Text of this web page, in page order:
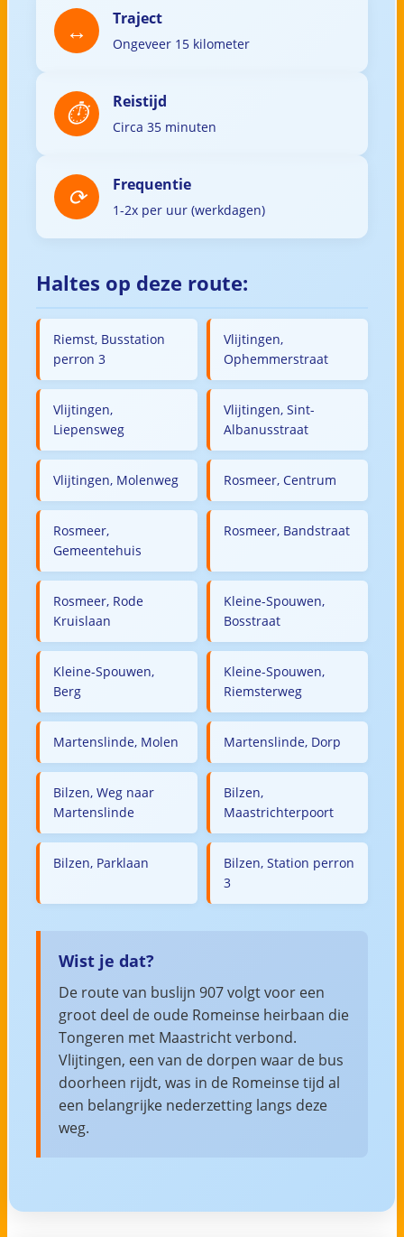
Traject
Ongeveer 15 kilometer
Reistijd
Circa 35 minuten
Frequentie
1-2x per uur (werkdagen)
Haltes op deze route:
Riemst, Busstation
perron 3
Vlijtingen,
Ophemmerstraat
Vlijtingen,
Liepensweg
Vlijtingen, Sint-
Albanusstraat
Vlijtingen, Molenweg Rosmeer, Centrum
Rosmeer,
Gemeentehuis
Rosmeer, Bandstraat
Rosmeer, Rode
Kruislaan
Kleine-Spouwen,
Bosstraat
Kleine-Spouwen,
Berg
Kleine-Spouwen,
Riemsterweg
Martenslinde, Molen Martenslinde, Dorp
Bilzen, Weg naar
Martenslinde
Bilzen,
Maastrichterpoort
Bilzen, Parklaan
Bilzen, Station perron
3
Wist je dat?
De route van buslijn 907 volgt voor een
groot deel de oude Romeinse heirbaan die
Tongeren met Maastricht verbond.
Vlijtingen, een van de dorpen waar de bus
doorheen rijdt, was in de Romeinse tijd al
een belangrijke nederzetting langs deze
weg.